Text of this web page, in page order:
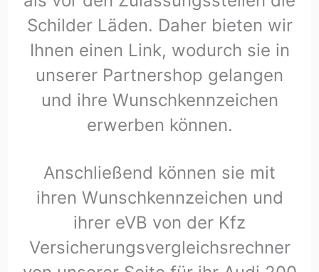
Schilder Läden. Daher bieten wir
Ihnen einen Link, wodurch sie in
unserer Partnershop gelangen
und ihre Wunschkennzeichen
erwerben können.
Anschließend können sie mit
ihren Wunschkennzeichen und
ihrer eVB von der Kfz
Versicherungsvergleichsrechner